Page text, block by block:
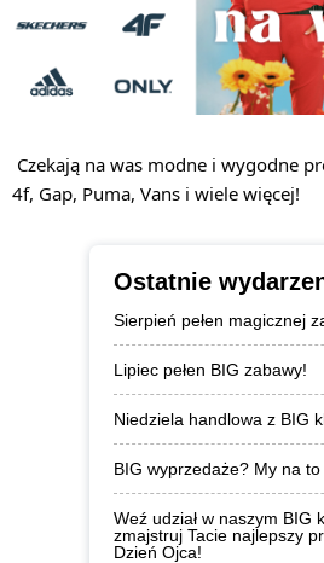
Czekają na was modne i wygodne
4f, Gap, Puma, Vans i wiele więcej!
Ostatnie
Sierpień pełen magicznej
Lipiec pełen BIG zabawy!
Niedziela handlowa z BIG
BIG wyprzedaże? My na
Weź udział w naszym BIG
zmajstruj Tacie najlepszy
Dzień Ojca!